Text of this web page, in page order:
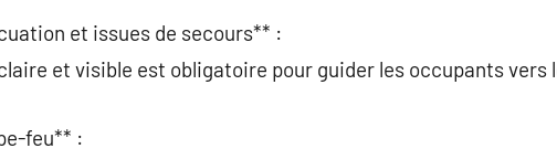
et issues de secours** :
et visible est obligatoire pour guider les occupants vers
feu** :